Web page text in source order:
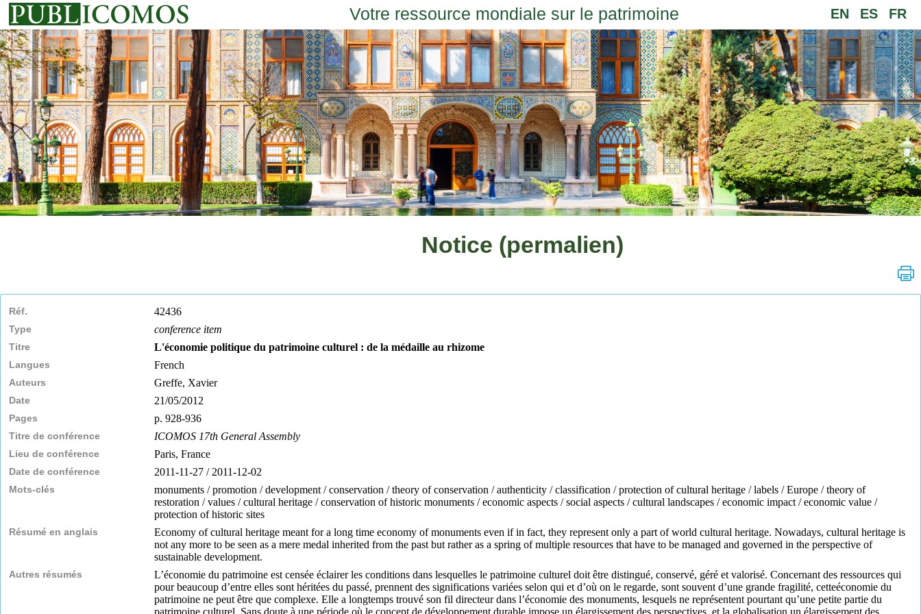
Votre ressource mondiale sur le patrimoine EN ES FR
Notice (permalien)
Réf. 42436
Type conference item
Titre L'économie politique du patrimoine culturel : de la médaille au rhizome
Langues French
Auteurs Greffe, Xavier
Date 21/05/2012
Pages p. 928-936
Titre de conférence ICOMOS 17th General Assembly
Lieu de conférence Paris, France
Date de conférence 2011-11-27 / 2011-12-02
Mots-clés
monuments / promotion / development / conservation / theory of conservation / authenticity / classification / protection of cultural heritage / labels / Europe / theory of
restoration / values / cultural heritage / conservation of historic monuments / economic aspects / social aspects / cultural landscapes / economic impact / economic value /
protection of historic sites
Résumé en anglais
Economy of cultural heritage meant for a long time economy of monuments even if in fact, they represent only a part of world cultural heritage. Nowadays, cultural heritage is
not any more to be seen as a mere medal inherited from the past but rather as a spring of multiple resources that have to be managed and governed in the perspective of
sustainable development.
Autres résumés
L’économie du patrimoine est censée éclairer les conditions dans lesquelles le patrimoine culturel doit être distingué, conservé, géré et valorisé. Concernant des ressources qui
pour beaucoup d’entre elles sont héritées du passé, prennent des significations variées selon qui et d’où on le regarde, sont souvent d’une grande fragilité, cetteéconomie du
patrimoine ne peut être que complexe. Elle a longtemps trouvé son fil directeur dans l’économie des monuments, lesquels ne représentent pourtant qu’une petite partie du
patrimoine culturel. Sans doute à une période où le concept de développement durable impose un élargissement des perspectives, et la globalisation un élargissement des